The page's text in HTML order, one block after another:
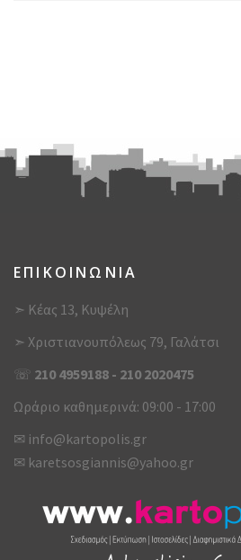
ΕΠΙΚΟΙΝΩΝΙΑ
➣ Κέας 13, Κυψέλη
➣ Χριστιανουπόλεως 79, Γαλάτσι
☏ 210 4959188 - 210 2020475
Ωράριο καθημερινά: 09:00 - 17:00
✉ info@kartopolis.gr
✉ karetsosgiannis@yahoo.gr